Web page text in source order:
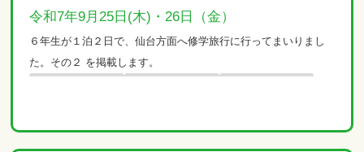
令和7年9月25日(木)・26日（金）
６年生が１泊２日で、仙台方面へ修学旅行に行ってまいりまし
た。その２ を掲載します。